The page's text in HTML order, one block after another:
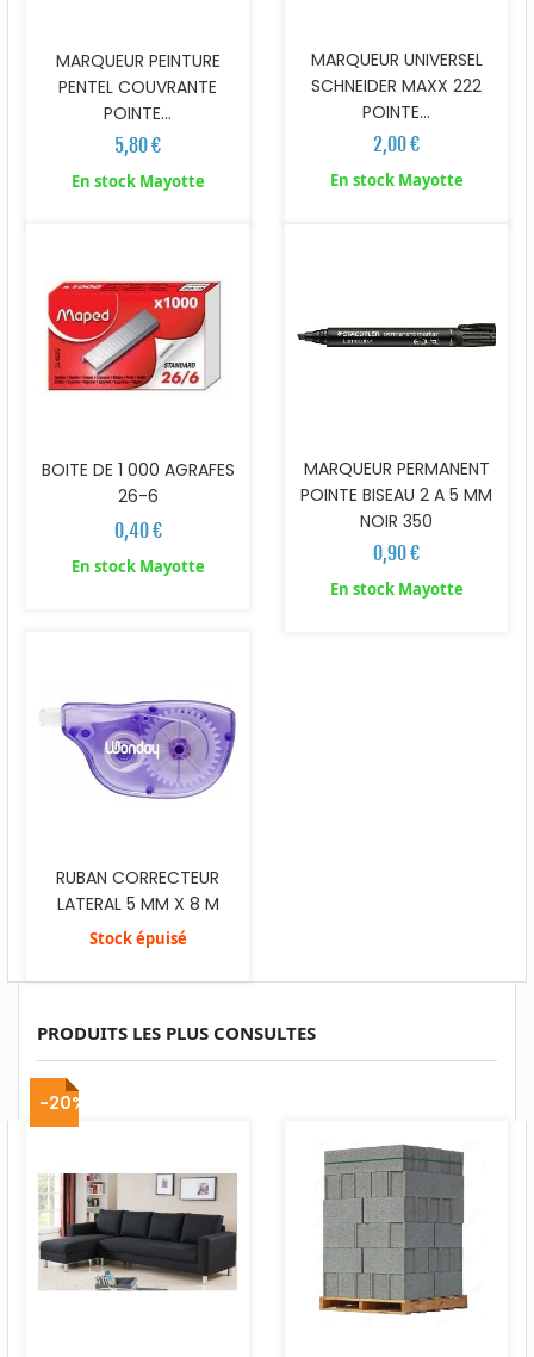
MARQUEUR PEINTURE
PENTEL COUVRANTE
POINTE...
5,80 €
En stock Mayotte
MARQUEUR UNIVERSEL
SCHNEIDER MAXX 222
POINTE...
2,00 €
En stock Mayotte
BOITE DE 1 000 AGRAFES
26-6
0,40 €
En stock Mayotte
MARQUEUR PERMANENT
POINTE BISEAU 2 A 5 MM
NOIR 350
0,90 €
En stock Mayotte
RUBAN CORRECTEUR
LATERAL 5 MM X 8 M
Stock épuisé
PRODUITS LES PLUS CONSULTES
-20%